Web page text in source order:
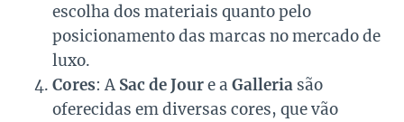
escolha dos materiais quanto pelo
posicionamento das marcas no mercado de
luxo.
Cores: A Sac de Joure a Galleria são
oferecidas em diversas cores, que vão